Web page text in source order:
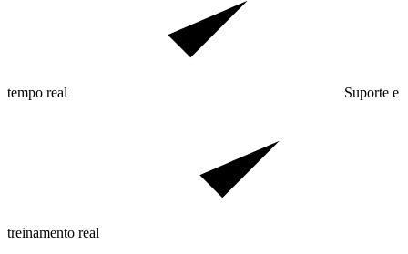
tempo real Suporte e
treinamento real